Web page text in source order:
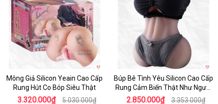
Mông Giả Silicon Yeain Cao Cấp
Rung Hút Co Bóp Siêu Thật
3.320.000₫ 5.030.000₫
Búp Bê Tình Yêu Silicon Cao Cấp
Rung Cảm Biến Thật Như Người
Mua
2.850.000₫ 3.353.000₫